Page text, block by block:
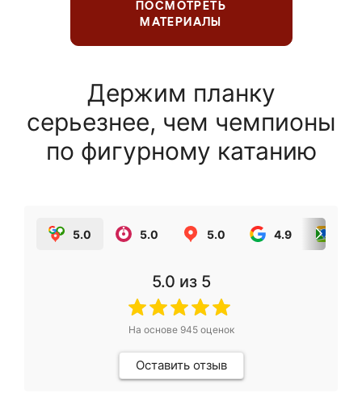
ПОСМОТРЕТЬ
МАТЕРИАЛЫ
Держим планку
серьезнее, чем чемпионы
по фигурному катанию
5.0 5.0 5.0 4.9
5.0 из 5
На основе 945оценок
Оставить отзыв